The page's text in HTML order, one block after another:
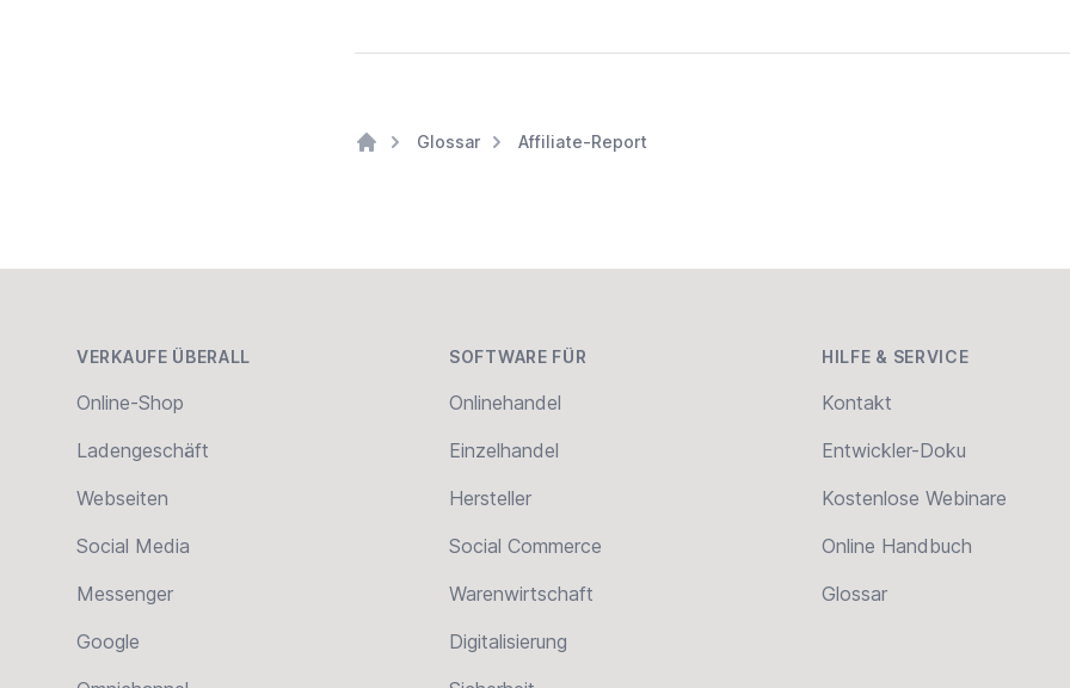
Glossar Affiliate-Report
VERKAUFE ÜBERALL
Online-Shop
Ladengeschäft
Webseiten
Social Media
Messenger
Google
SOFTWARE FÜR
Onlinehandel
Einzelhandel
Hersteller
Social Commerce
Warenwirtschaft
Digitalisierung
HILFE & SERVICE
Kontakt
Entwickler-Doku
Kostenlose Webinare
Online Handbuch
Glossar